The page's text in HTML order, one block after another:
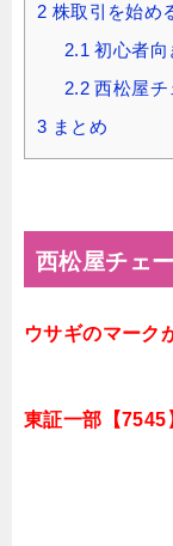
2 株取引を始め
2.1 初心者向
2.2 西松屋チ
3 まとめ
西松屋チェ
ウサギのマーク
東証一部【7545